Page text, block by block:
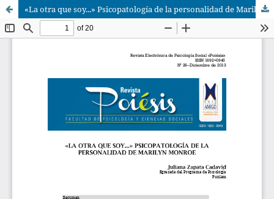
«La otra que soy...» Psicopatología de la personalidad de Marilyn Monroe